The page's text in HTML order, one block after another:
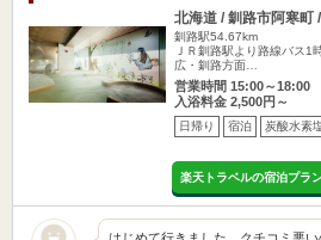
北海道 / 釧路市阿寒町
釧路駅54.67km
ＪＲ釧路駅より路線バス
広・釧路方面…
営業時間 15:00～18:00
入浴料金 2,500円～
日帰り 宿泊 炭酸水素
楽天トラベルの宿泊プラ